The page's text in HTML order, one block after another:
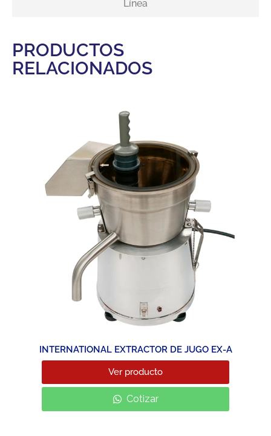
Línea
PRODUCTOS
RELACIONADOS
INTERNATIONAL EXTRACTOR DE JUGO EX-A
Ver producto
Cotizar